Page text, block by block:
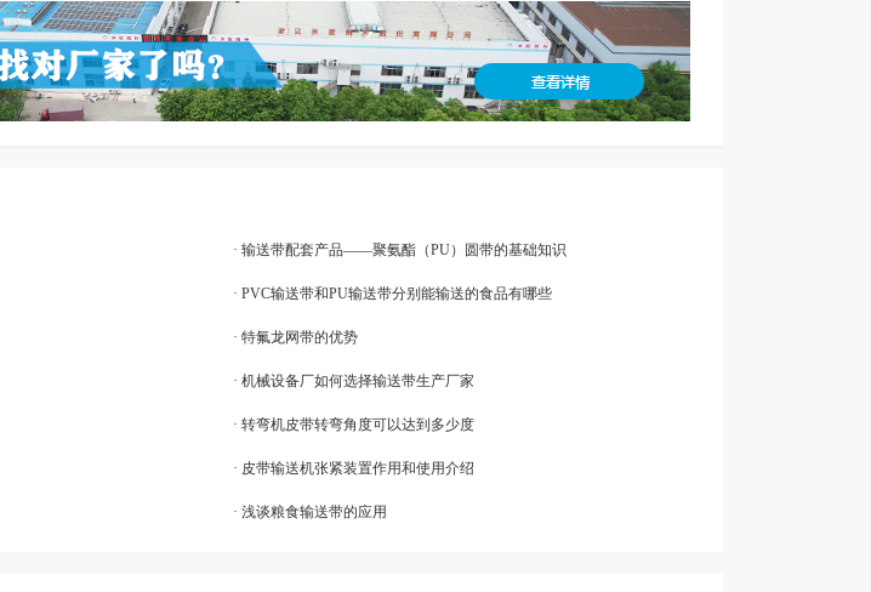
· 输送带配套产品——聚氨酯（PU）圆带的基础知识
· PVC输送带和PU输送带分别能输送的食品有哪些
· 特氟龙网带的优势
· 机械设备厂如何选择输送带生产厂家
· 转弯机皮带转弯角度可以达到多少度
· 皮带输送机张紧装置作用和使用介绍
· 浅谈粮食输送带的应用